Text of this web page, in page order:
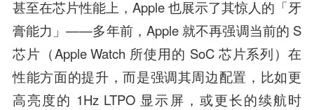
甚至在芯片性能上，Apple 也展示了其惊人的「牙
膏能力」——多年前，Apple 就不再强调当前的 S
芯片（Apple Watch 所使用的 SoC 芯片系列）在
性能方面的提升，而是强调其周边配置，比如更
高亮度的 1Hz LTPO 显示屏，或更长的续航时